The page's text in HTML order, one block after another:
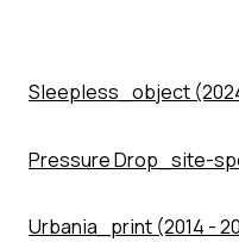
Sleepless_object
Pressure Drop_site-
Urbania_print (2014 -